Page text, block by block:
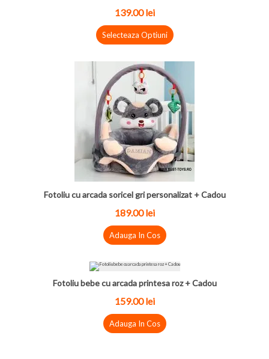
139.00 lei
Selecteaza Optiuni
Fotoliu cu arcada soricel gri personalizat + Cadou
189.00 lei
Adauga In Cos
Fotoliu bebe cu arcada printesa roz + Cadou
159.00 lei
Adauga In Cos